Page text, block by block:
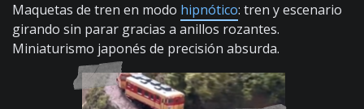
Maquetas de tren en modo hipnótico: tren y escenario
girando sin parar gracias a anillos rozantes.
Miniaturismo japonés de precisión absurda.